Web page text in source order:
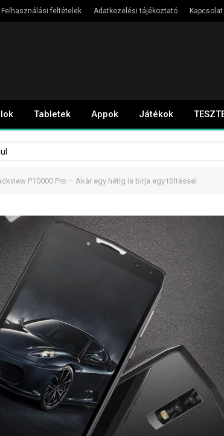
Felhasználási feltételek Adatkezelési tájékoztató Kapcsolat
Tabletek Appok Játékok
P10000 Pro – Akár egy hétig is bírja egy töltéssel